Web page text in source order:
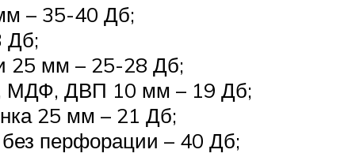
– 35-40 Дб;
Дб;
25 мм – 25-28 Дб;
МДФ, ДВП 10 мм – 19 Дб;
25 мм – 21 Дб;
перфорации – 40 Дб;